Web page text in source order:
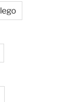
lego